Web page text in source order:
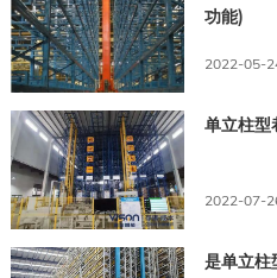
功能)
2022-05-
单立柱型
2022-07-
是单立柱